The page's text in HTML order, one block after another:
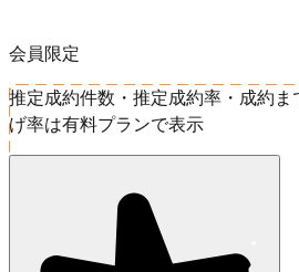
会員限定
推定成約件数・推定成約率・成約
げ率は有料プランで表示